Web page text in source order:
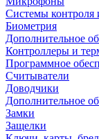
Системы
Биометрия
Дополнительное
Контроллеры и
Программное
Считыватели
Доводчики
Дополнительное
Замки
Защелки